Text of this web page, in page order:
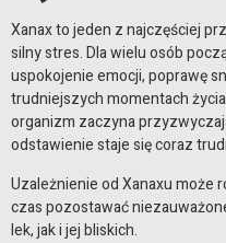
Xanax to jeden z najczęściej
silny stres. Dla wielu osób
uspokojenie emocji, poprawę
trudniejszych momentach
organizm zaczyna
odstawienie staje się coraz
Uzależnienie od Xanaxu może
czas pozostawać
lek, jak i jej bliskich.